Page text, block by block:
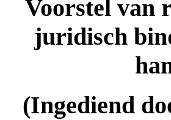
Voorstel van
juridisch
(Ingediend